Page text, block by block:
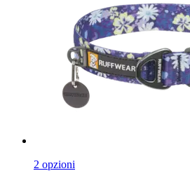
2 opzioni